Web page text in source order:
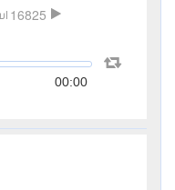
16825
00:00